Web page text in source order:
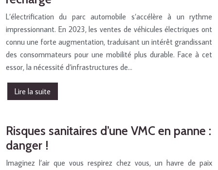
L’électrification du parc automobile s’accélère à un rythme
impressionnant. En 2023, les ventes de véhicules électriques ont
connu une forte augmentation, traduisant un intérêt grandissant
des consommateurs pour une mobilité plus durable. Face à cet
essor, la nécessité d’infrastructures de…
Lire la suite
Risques sanitaires d’une VMC en panne :
danger !
Imaginez l’air que vous respirez chez vous, un havre de paix